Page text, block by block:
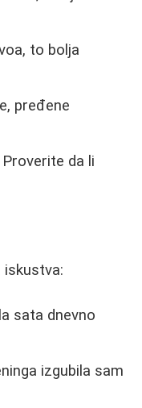
to bolja
pređene
Proverite da li
iskustva:
sata dnevno
izgubila sam